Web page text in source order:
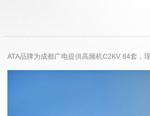
ATA品牌为成都广电提供高频机C2KV 84套，